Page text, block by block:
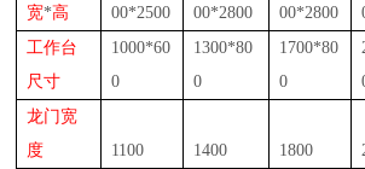
宽*高
00*2500
00*2800
00*2800
工作台
尺寸
1000*60
0
1300*80
0
1700*80
0
龙门宽
度
1100 1400 1800